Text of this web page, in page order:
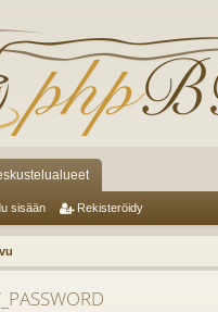
sisään Rekisteröidy